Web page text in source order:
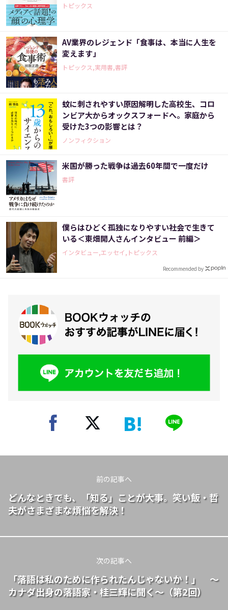
トピックス
AV業界のレジェンド「食事は、本当に人生を
変えます」
トピックス,実用書,書評
蚊に刺されやすい原因解明した高校生、コロ
ンビア大からオックスフォードへ。家庭から
受けた3つの影響とは？
ノンフィクション
米国が勝った戦争は過去60年間で一度だけ
書評
僕らはひどく孤独になりやすい社会で生きて
いる＜東畑開人さんインタビュー 前編＞
インタビュー,エッセイ,トピックス
Recommended by
前の記事へ
どんなときでも、「知る」ことが大事。笑い飯・哲
夫がさまざまな煩悩を解決！
次の記事へ
「落語は私のために作られたんじゃないか！」 ～
カナダ出身の落語家・桂三輝に聞く～（第2回）